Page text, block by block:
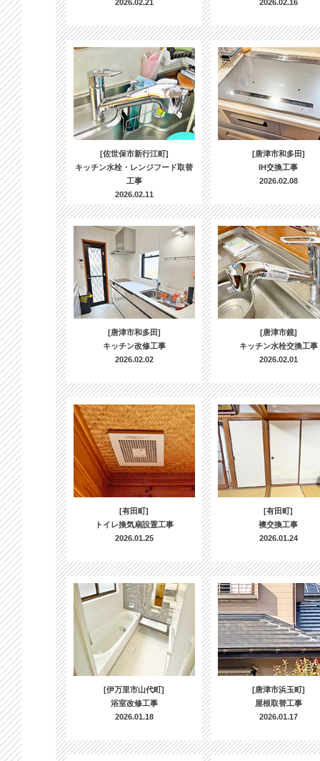
2026.02.21
2026.02.16
[佐世保市新行江町]
キッチン水栓・レンジフード取替
工事
2026.02.11
[唐津市和多田]
IH交換工事
2026.02.08
[唐津市和多田]
キッチン改修工事
2026.02.02
[唐津市鏡]
キッチン水栓交換工事
2026.02.01
[有田町]
トイレ換気扇設置工事
2026.01.25
[有田町]
襖交換工事
2026.01.24
[伊万里市山代町]
浴室改修工事
2026.01.18
[唐津市浜玉町]
屋根取替工事
2026.01.17